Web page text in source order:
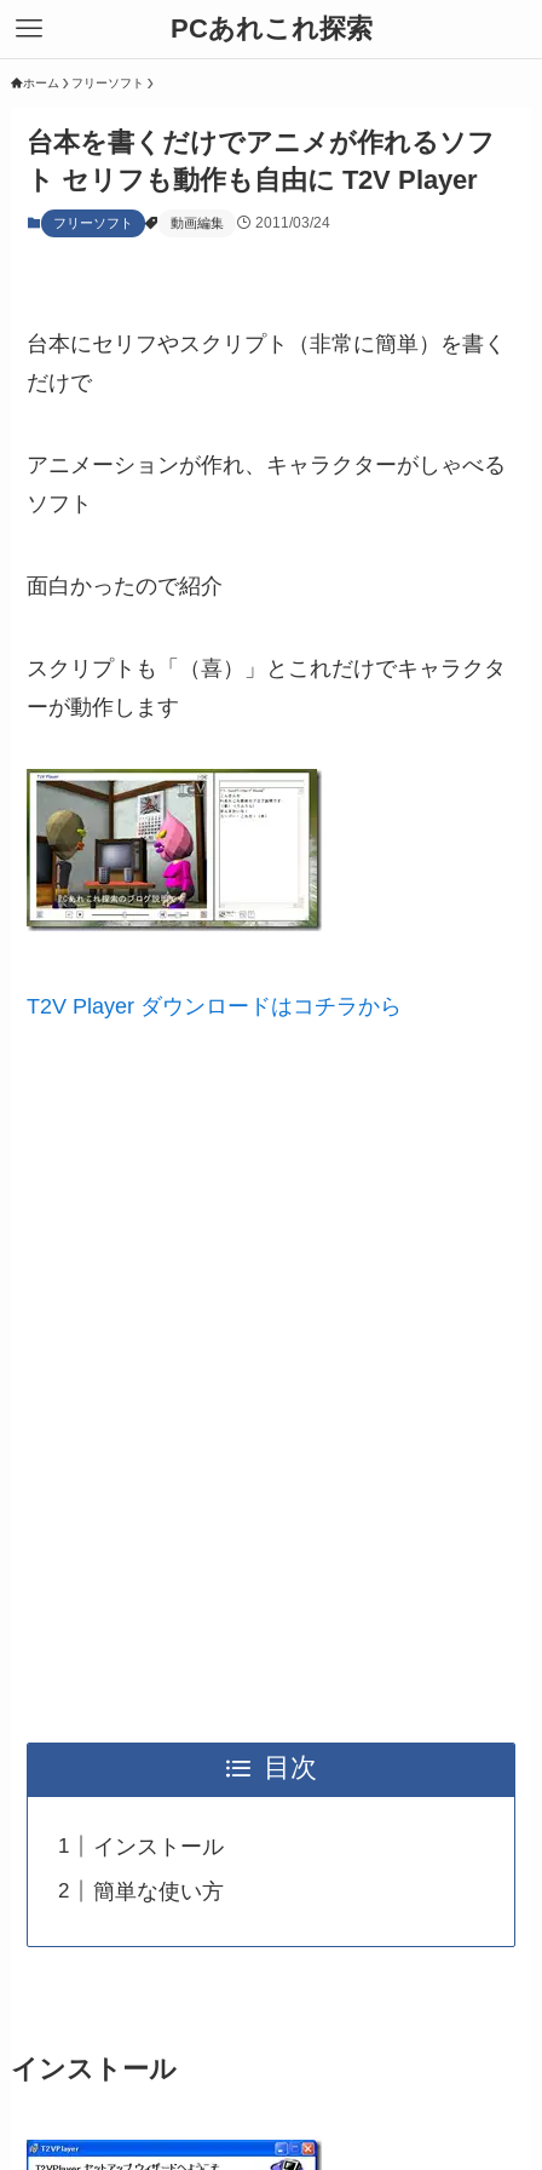
PCあれこれ探索
ホーム フリーソフト
台本を書くだけでアニメが作れるソフ
ト セリフも動作も自由に T2V Player
フリーソフト 動画編集 2011/03/24
台本にセリフやスクリプト（非常に簡単）を書く
だけで
アニメーションが作れ、キャラクターがしゃべる
ソフト
面白かったので紹介
スクリプトも「（喜）」とこれだけでキャラクタ
ーが動作します
T2V Player ダウンロードはコチラから
目次
インストール
簡単な使い方
インストール